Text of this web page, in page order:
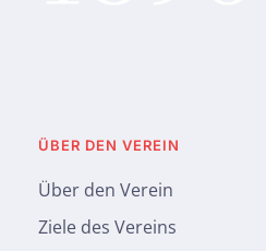
ÜBER DEN VEREIN
Über den Verein
Ziele des Vereins